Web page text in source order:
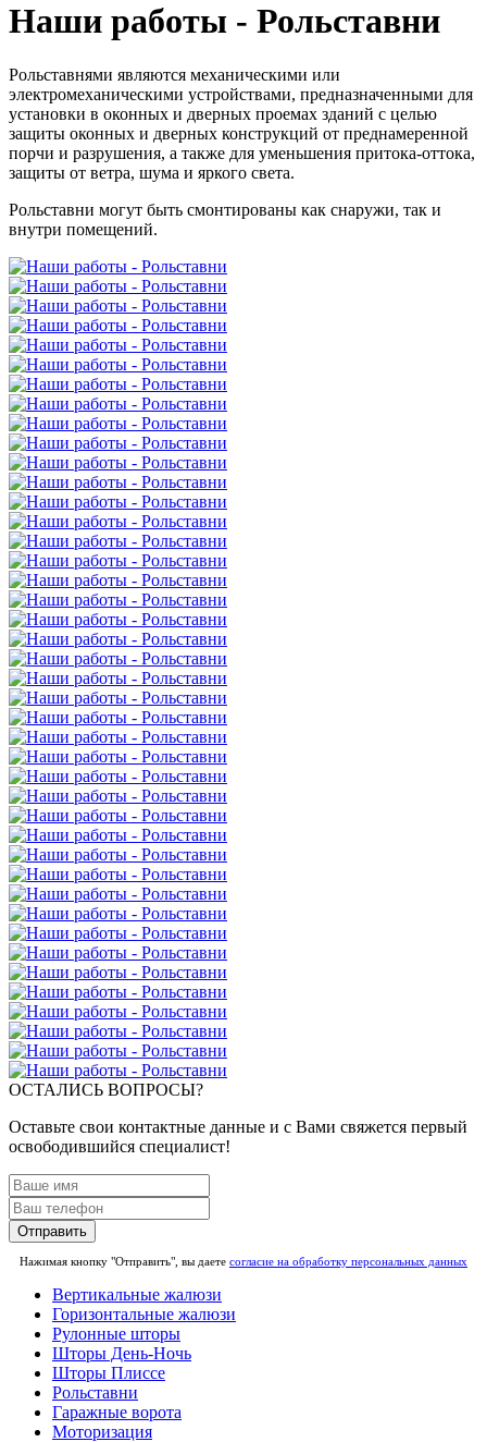
Наши работы - Рольставни
Рольставнями являются механическими или
электромеханическими устройствами, предназначенными для
установки в оконных и дверных проемах зданий с целью
защиты оконных и дверных конструкций от преднамеренной
порчи и разрушения, а также для уменьшения притока-оттока,
защиты от ветра, шума и яркого света.
Рольставни могут быть смонтированы как снаружи, так и
внутри помещений.
ОСТАЛИСЬ ВОПРОСЫ?
Оставьте свои контактные данные и с Вами свяжется первый
освободившийся специалист!
Отправить
Нажимая кнопку "Отправить", вы даете согласие на обработку персональных данных
Вертикальные жалюзи
Горизонтальные жалюзи
Рулонные шторы
Шторы День-Ночь
Шторы Плиссе
Рольставни
Гаражные ворота
Моторизация